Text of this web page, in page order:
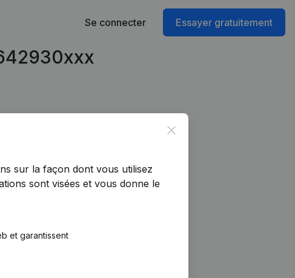
Se connecter Essayer gratuitement
Close
sur la façon dont vous utilisez
sont visées et vous donne le
et garantissent